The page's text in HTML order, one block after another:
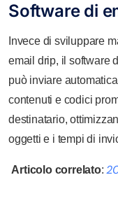
Software di
Invece di sviluppare
email drip, il software
può inviare
contenuti e codici
destinatario,
oggetti e i tempi di
Articolo correlato: